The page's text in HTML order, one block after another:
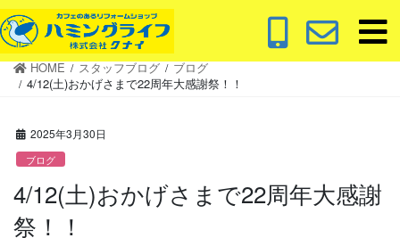
コ
ン
テ
ナ
ビ
ゲ
HOME スタッフブログ
ブログ
4/12(土)おかげさまで22周年大感謝祭！！
2025年3月30日
ブログ
4/12(土)おかげさまで22周年大感謝
祭！！